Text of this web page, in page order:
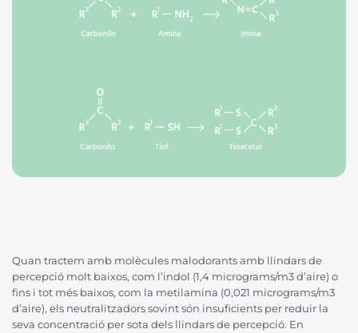
Quan tractem amb molècules malodorants amb llindars de
percepció molt baixos, com l’indol (1,4 micrograms/m3 d’aire) o
fins i tot més baixos, com la metilamina (0,021 micrograms/m3
d’aire), els neutralitzadors sovint són insuficients per reduir la
seva concentració per sota dels llindars de percepció. En